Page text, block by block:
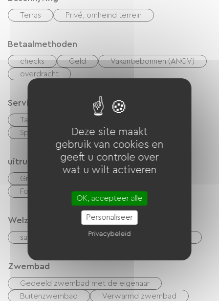
Terras Privé, omheind terrein
Betaalmethoden
checks Geld
Vakantiebonnen (ANCV)
overdracht
Services
Table d'hôtes
Sporthal
uitrusting
Gratis Wifi
Föhn
Welzijn
sauna Massages / Modelings
Zwembad
Gedeeld zwembad met de eigenaar
Buitenzwembad
Verwarmd zwembad
Deze site maakt
gebruik van cookies en
geeft u controle over
wat u wilt activeren
OK, accepteer alle
Personaliseer
Privacybeleid